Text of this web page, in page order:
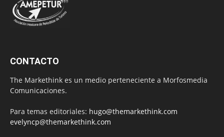
CONTACTO
The Markethink es un medio perteneciente a Morfosmedia
Comunicaciones.
Para temas editoriales: hugo@themarkethink.com
evelyncp@themarkethink.com